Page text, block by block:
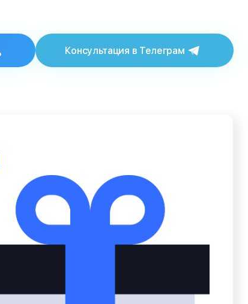
Консультация в Телеграм